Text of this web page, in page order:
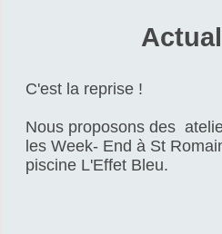
C'est la reprise !
Nous proposons des
les Week- End à St
piscine L'Effet Bleu.